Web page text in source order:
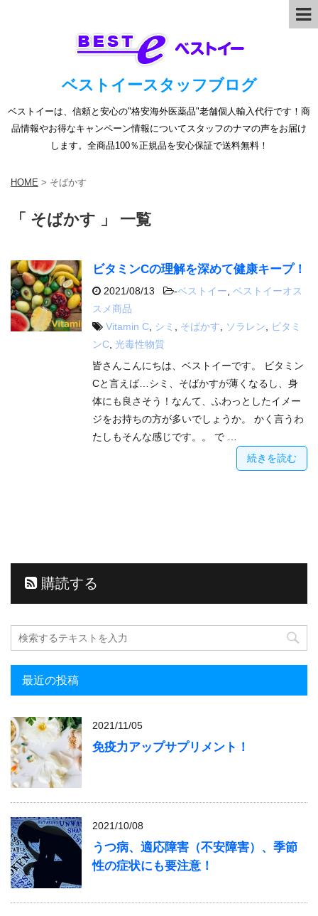
ベストイースタッフブログ
ベストイーは、信頼と安心の"格安海外医薬品"老舗個人輸入代行です！商
品情報やお得なキャンペーン情報についてスタッフのナマの声をお届け
します。全商品100％正規品を安心保証で送料無料！
HOME > そばかす
「 そばかす 」 一覧
ビタミンCの理解を深めて健康キープ！
2021/08/13 -ベストイー ベストイーオス
スメ商品
Vitamin C
シミ そばかす ソラレン
ビタミ
ンC 光毒性物質
皆さんこんにちは、ベストイーです。 ビタミン
Cと言えば…シミ、そばかすが薄くなるし、身
体にも良さそう！なんて、ふわっとしたイメー
ジをお持ちの方が多いでしょうか。 かく言うわ
たしもそんな感じです。。 で …
続きを読む
購読する
最近の投稿
2021/11/05
免疫力アップサプリメント！
2021/10/08
うつ病、適応障害（不安障害）、季節
性の症状にも要注意！